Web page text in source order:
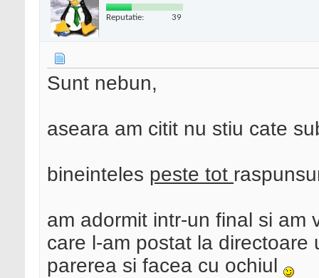
Reputatie: 39
Sunt nebun,
aseara am citit nu stiu cate
bineinteles peste tot
am adormit intr-un final si am
care l-am postat la
parerea si facea cu ochiul